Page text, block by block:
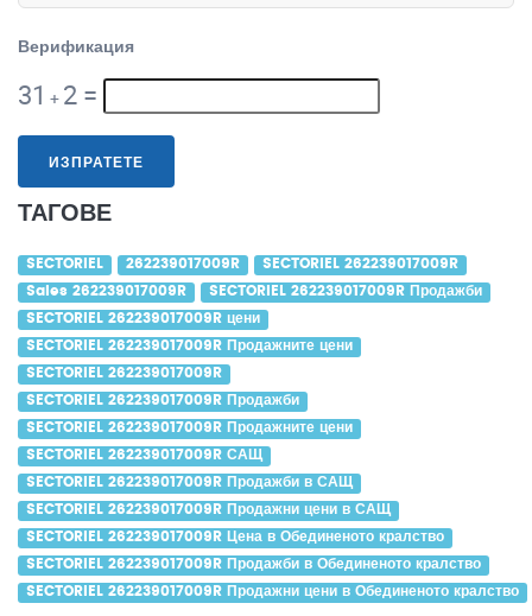
Верификация
31 + 2 =
ИЗПРАТЕТЕ
ТАГОВЕ
SECTORIEL 262239017009R SECTORIEL 262239017009R
Sales 262239017009R SECTORIEL 262239017009R Продажби
SECTORIEL 262239017009R цени
SECTORIEL 262239017009R Продажните цени
SECTORIEL 262239017009R
SECTORIEL 262239017009R Продажби
SECTORIEL 262239017009R Продажните цени
SECTORIEL 262239017009R САЩ
SECTORIEL 262239017009R Продажби в САЩ
SECTORIEL 262239017009R Продажни цени в САЩ
SECTORIEL 262239017009R Цена в Обединеното кралство
SECTORIEL 262239017009R Продажби в Обединеното кралство
SECTORIEL 262239017009R Продажни цени в Обединеното кралство